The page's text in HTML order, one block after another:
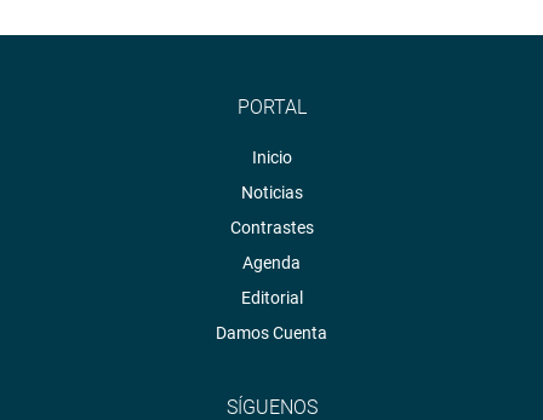
PORTAL
Inicio
Noticias
Contrastes
Agenda
Editorial
Damos Cuenta
SÍGUENOS